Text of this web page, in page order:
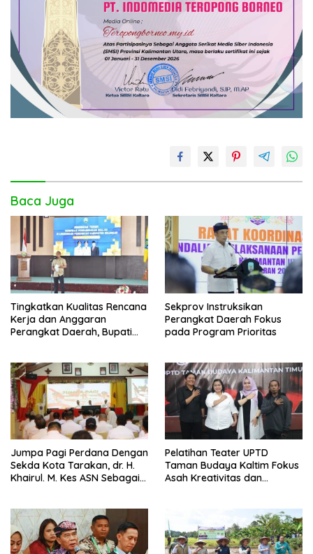
Baca Juga
Tingkatkan Kualitas Rencana
Kerja dan Anggaran
Perangkat Daerah, Bupati
Sekprov Instruksikan
Perangkat Daerah Fokus
pada Program Prioritas
Jumpa Pagi Perdana Dengan
Sekda Kota Tarakan, dr. H.
Khairul. M. Kes ASN Sebagai
Pelatihan Teater UPTD
Taman Budaya Kaltim Fokus
Asah Kreativitas dan